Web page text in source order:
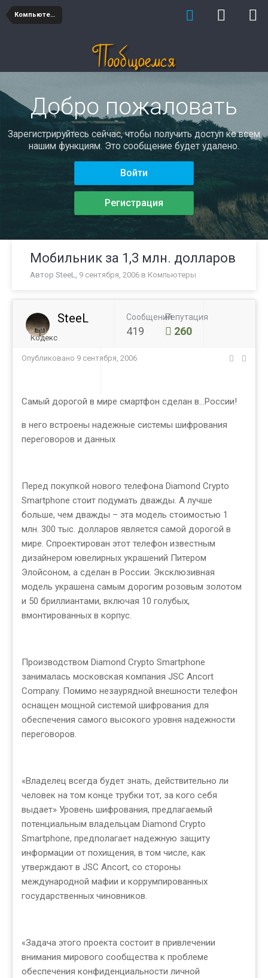
Компьютеры
Добро пожаловать
Зарегистрируйтесь сейчас, чтобы получить доступ ко всем
нашим функциям. Это сообщение будет удалено.
Войти
Регистрация
Мобильник за 1,3 млн. долларов
Автор SteeL, 9 сентября, 2006 в Компьютеры
SteeL
Кодекс
Сообщений
419
Репутация
260
Опубликовано 9 сентября, 2006
Самый дорогой в мире смартфон сделан в...России!
в него встроены надежные системы шифрования
переговоров и данных
Перед покупкой нового телефона Diamond Crypto
Smartphone стоит подумать дважды. А лучше
больше, чем дважды – эта модель стоимостью 1
млн. 300 тыс. долларов является самой дорогой в
мире. Спроектирован этот телефон известным
дизайнером ювелирных украшений Питером
Элойсоном, а сделан в России. Эксклюзивная
модель украшена самым дорогим розовым золотом
и 50 бриллиантами, включая 10 голубых,
вмонтированных в корпус.
Производством Diamond Crypto Smartphone
занималась московская компания JSC Ancort
Company. Помимо незаурядной внешности телефон
оснащен мощной системой шифрования для
обеспечения самого высокого уровня надежности
переговоров.
«Владелец всегда будет знать, действительно ли
человек на том конце трубки тот, за кого себя
выдает» Уровень шифрования, предлагаемый
потенциальным владельцам Diamond Crypto
Smartphone, предполагает надежную защиту
информации от похищения, в том числе, как
утверждают в JSC Ancort, со стороны
международной мафии и коррумпированных
государственных чиновников.
«Задача этого проекта состоит в привлечении
внимания мирового сообщества к проблеме
обеспечения конфиденциальности личной